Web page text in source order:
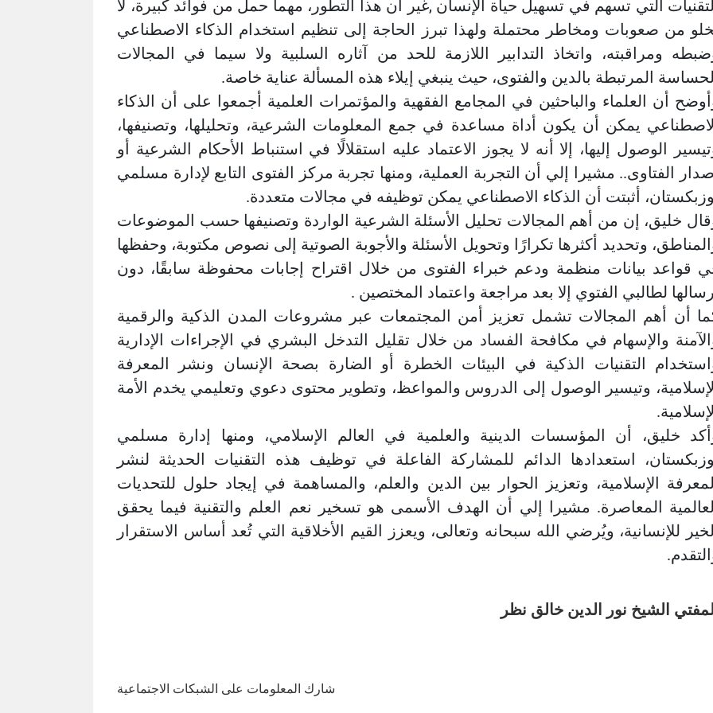
التي تسهم في تسهيل حياة الإنسان ,غير أن هذا التطور، مهما حمل من فوائد كبيرة، لا
من صعوبات ومخاطر محتملة ولهذا تبرز الحاجة إلى تنظيم استخدام الذكاء الاصطناعي
ومراقبته، واتخاذ التدابير اللازمة للحد من آثاره السلبية ولا سيما في المجالات
المرتبطة بالدين والفتوى، حيث ينبغي إيلاء هذه المسألة عناية خاصة.
أن العلماء والباحثين في المجامع الفقهية والمؤتمرات العلمية أجمعوا على أن الذكاء
يمكن أن يكون أداة مساعدة في جمع المعلومات الشرعية، وتحليلها، وتصنيفها،
الوصول إليها، إلا أنه لا يجوز الاعتماد عليه استقلالًا في استنباط الأحكام الشرعية أو
الفتاوى.. مشيرا إلي أن التجربة العملية، ومنها تجربة مركز الفتوى التابع لإدارة مسلمي
أثبتت أن الذكاء الاصطناعي يمكن توظيفه في مجالات متعددة.
خليق، إن من أهم المجالات تحليل الأسئلة الشرعية الواردة وتصنيفها حسب الموضوعات
وتحديد أكثرها تكرارًا وتحويل الأسئلة والأجوبة الصوتية إلى نصوص مكتوبة، وحفظها
قواعد بيانات منظمة ودعم خبراء الفتوى من خلال اقتراح إجابات محفوظة سابقًا، دون
لطالبي الفتوي إلا بعد مراجعة واعتماد المختصين .
أن أهم المجالات تشمل تعزيز أمن المجتمعات عبر مشروعات المدن الذكية والرقمية
والإسهام في مكافحة الفساد من خلال تقليل التدخل البشري في الإجراءات الإدارية
التقنيات الذكية في البيئات الخطرة أو الضارة بصحة الإنسان ونشر المعرفة
وتيسير الوصول إلى الدروس والمواعظ، وتطوير محتوى دعوي وتعليمي يخدم الأمة
خليق، أن المؤسسات الدينية والعلمية في العالم الإسلامي، ومنها إدارة مسلمي
استعدادها الدائم للمشاركة الفاعلة في توظيف هذه التقنيات الحديثة لنشر
الإسلامية، وتعزيز الحوار بين الدين والعلم، والمساهمة في إيجاد حلول للتحديات
المعاصرة. مشيرا إلي أن الهدف الأسمى هو تسخير نعم العلم والتقنية فيما يحقق
للإنسانية، ويُرضي الله سبحانه وتعالى، ويعزز القيم الأخلاقية التي تُعد أساس الاستقرار
المفتي الشيخ نور الدين خالق نظر
شارك المعلومات على الشبكات الاجتماعية